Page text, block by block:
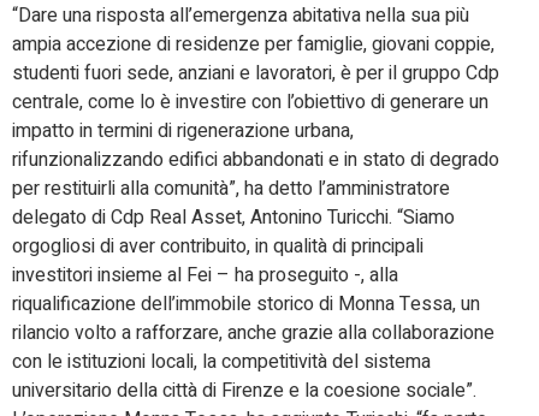
“Dare una risposta all’emergenza abitativa nella sua più
ampia accezione di residenze per famiglie, giovani coppie,
studenti fuori sede, anziani e lavoratori, è per il gruppo Cdp
centrale, come lo è investire con l’obiettivo di generare un
impatto in termini di rigenerazione urbana,
rifunzionalizzando edifici abbandonati e in stato di degrado
per restituirli alla comunità”, ha detto l’amministratore
delegato di Cdp Real Asset, Antonino Turicchi. “Siamo
orgogliosi di aver contribuito, in qualità di principali
investitori insieme al Fei – ha proseguito -, alla
riqualificazione dell’immobile storico di Monna Tessa, un
rilancio volto a rafforzare, anche grazie alla collaborazione
con le istituzioni locali, la competitività del sistema
universitario della città di Firenze e la coesione sociale”.